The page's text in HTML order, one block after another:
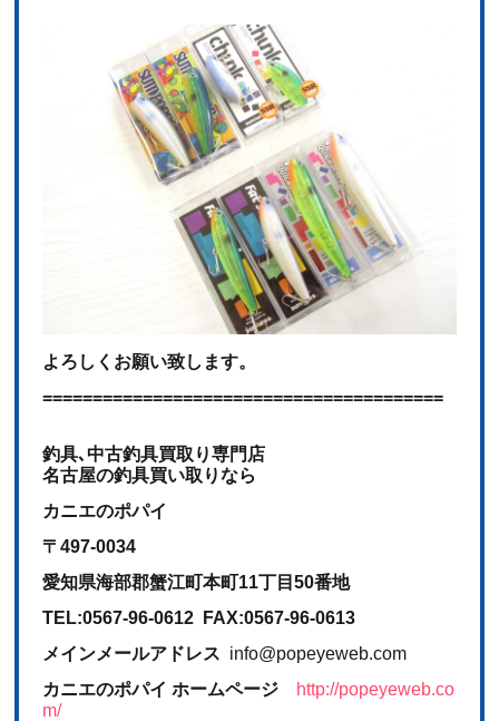
よろしくお願い致します。
========================================
釣具､中古釣具買取り専門店
名古屋の釣具買い取りなら
カニエのポパイ
〒497-0034
愛知県海部郡蟹江町本町11丁目50番地
TEL:0567-96-0612 FAX:0567-96-0613
メインメールアドレス info@popeyeweb.com
カニエのポパイ ホームページ
http://popeyeweb.co
m/